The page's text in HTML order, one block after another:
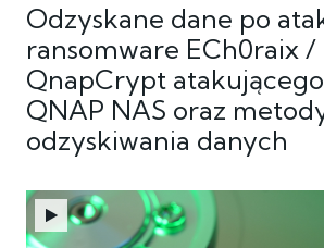
Odzyskane dane po
ransomware ECh0raix /
QnapCrypt
QNAP NAS oraz
odzyskiwania danych